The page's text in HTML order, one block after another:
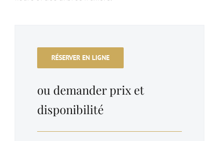
RÉSERVER EN LIGNE
ou demander prix et
disponibilité